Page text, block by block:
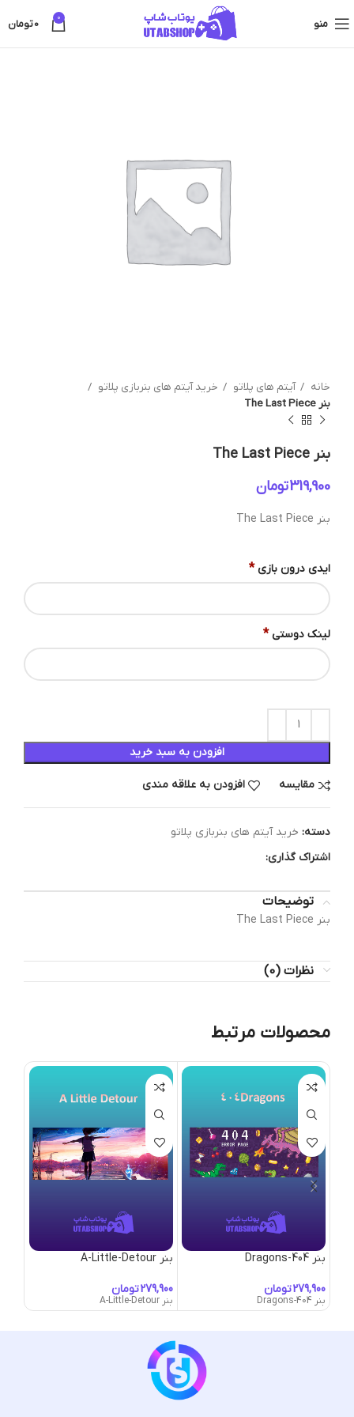
منو 0
0تومان
خانه آیتم های پلاتو
خرید آیتم های بنربازی پلاتو
بنر The Last Piece
بنر The Last Piece
تومان
بنر The Last Piece
ایدی درون بازی *
لینک دوستی *
افزودن به سبد خرید
مقایسه افزودن به علاقه مندی
دسته: خرید آیتم های بنربازی پلاتو
اشتراک گذاری:
توضیحات
بنر The Last Piece
نظرات (0)
محصولات مرتبط
بنر 404-Dragons
تومان
بنر 404-Dragons
بنر A-Little-Detour
تومان
بنر A-Little-Detour